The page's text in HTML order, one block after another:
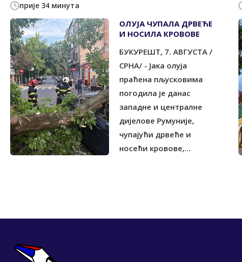
прије 34 минута
ОЛУЈА ЧУПАЛА ДРВЕЋЕ
И НОСИЛА КРОВОВЕ
БУКУРЕШT, 7. АВГУСТА /
СРНА/ - Јака олуја
праћена пљусковима
погодила је данас
западне и централне
дијелове Румуније,
чупајући дрвеће и
носећи кровове,...